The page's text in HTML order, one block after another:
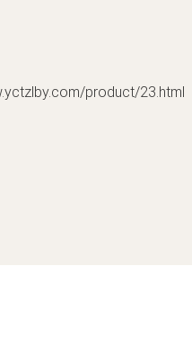
product/23.html